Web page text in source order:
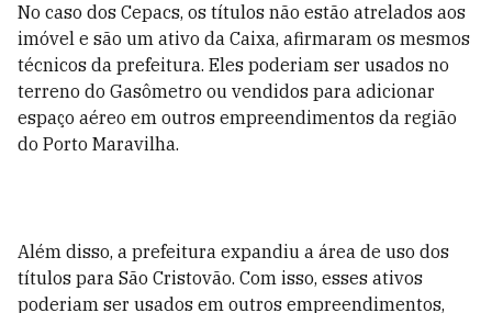
No caso dos Cepacs, os títulos não estão atrelados aos
imóvel e são um ativo da Caixa, afirmaram os mesmos
técnicos da prefeitura. Eles poderiam ser usados no
terreno do Gasômetro ou vendidos para adicionar
espaço aéreo em outros empreendimentos da região
do Porto Maravilha.
Além disso, a prefeitura expandiu a área de uso dos
títulos para São Cristovão. Com isso, esses ativos
poderiam ser usados em outros empreendimentos,